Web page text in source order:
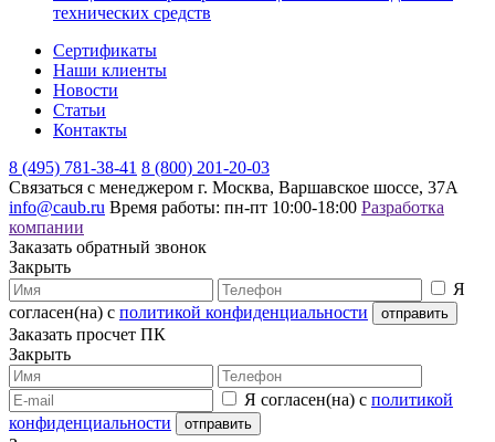
технических средств
Сертификаты
Наши клиенты
Новости
Статьи
Контакты
8 (495) 781-38-41 8 (800) 201-20-03
Связаться с менеджером г. Москва, Варшавское шоссе, 37А
info@caub.ru Время работы: пн-пт 10:00-18:00 Разработка
компании
Заказать обратный звонок
Закрыть
Я
согласен(на) с политикой конфиденциальности
Заказать просчет ПК
Закрыть
Я согласен(на) с политикой
конфиденциальности